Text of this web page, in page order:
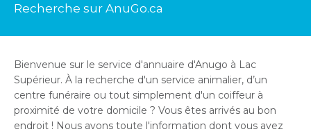
Recherche sur AnuGo.ca
Bienvenue sur le service d'annuaire d'Anugo à Lac
Supérieur. À la recherche d'un service animalier, d’un
centre funéraire ou tout simplement d'un coiffeur à
proximité de votre domicile ? Vous êtes arrivés au bon
endroit ! Nous avons toute l'information dont vous avez